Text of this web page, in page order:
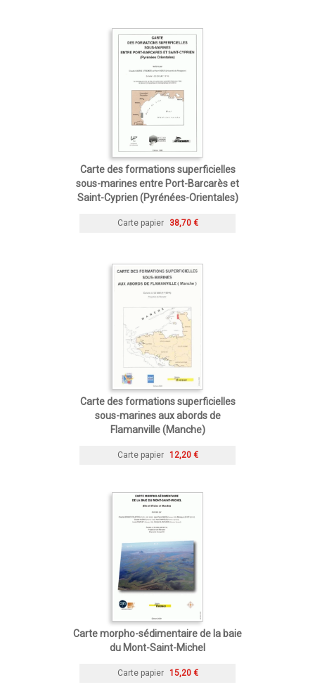
Carte des formations superficielles
sous-marines entre Port-Barcarès et
Saint-Cyprien (Pyrénées-Orientales)
Carte papier 38,70 €
Carte des formations superficielles
sous-marines aux abords de
Flamanville (Manche)
Carte papier 12,20 €
Carte morpho-sédimentaire de la baie
du Mont-Saint-Michel
Carte papier 15,20 €